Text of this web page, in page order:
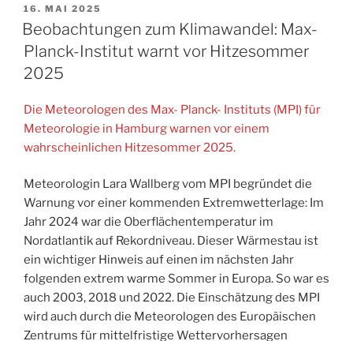
VERÖFFENTLICHT
AM
16. MAI 2025
Beobachtungen zum Klimawandel: Max-
Planck-Institut warnt vor Hitzesommer
2025
Die Meteorologen des Max- Planck- Instituts (MPI) für
Meteorologie in Hamburg warnen vor einem
wahrscheinlichen Hitzesommer 2025.
Meteorologin Lara Wallberg vom MPI begründet die
Warnung vor einer kommenden Extremwetterlage: Im
Jahr 2024 war die Oberflächentemperatur im
Nordatlantik auf Rekordniveau. Dieser Wärmestau ist
ein wichtiger Hinweis auf einen im nächsten Jahr
folgenden extrem warme Sommer in Europa. So war es
auch 2003, 2018 und 2022. Die Einschätzung des MPI
wird auch durch die Meteorologen des Europäischen
Zentrums für mittelfristige Wettervorhersagen